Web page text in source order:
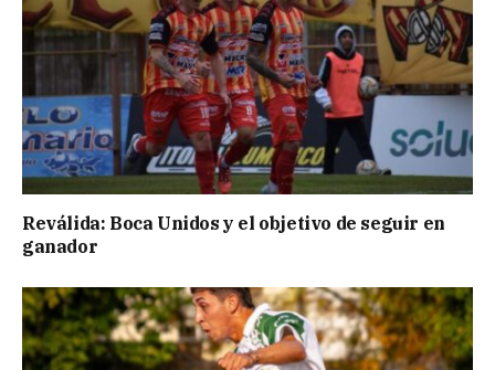
Reválida: Boca Unidos y el objetivo de seguir en
ganador